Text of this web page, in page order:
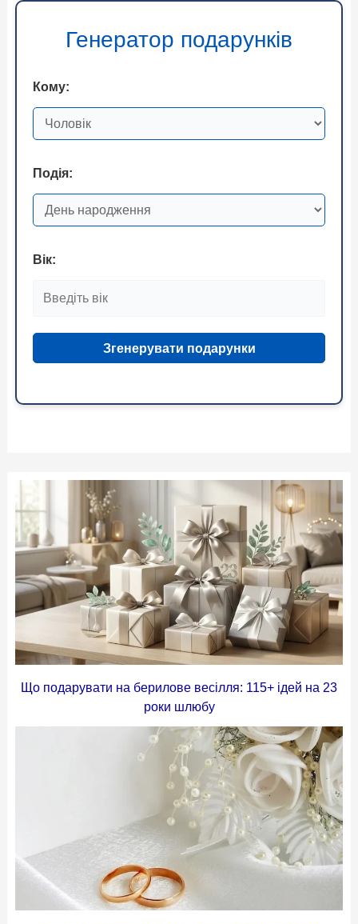
Генератор подарунків
Кому:
Подія:
Вік:
Згенерувати подарунки
Що подарувати на берилове весілля: 115+ ідей на 23
роки шлюбу